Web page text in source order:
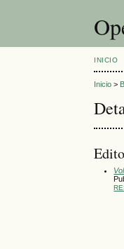
INICIO
Inicio >